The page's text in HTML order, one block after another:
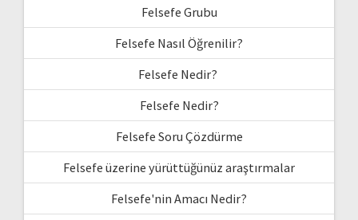
Felsefe Grubu
Felsefe Nasıl Öğrenilir?
Felsefe Nedir?
Felsefe Nedir?
Felsefe Soru Çözdürme
Felsefe üzerine yürüttüğünüz araştırmalar
Felsefe'nin Amacı Nedir?